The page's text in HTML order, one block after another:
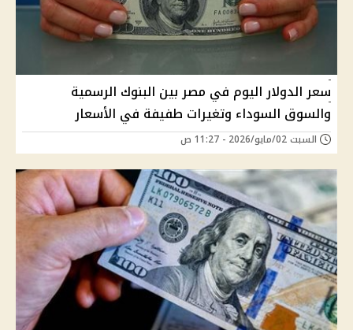
سعر الدولار اليوم في مصر بين البنوك الرسمية
والسوق السوداء وتغيرات طفيفة في الأسعار
السبت 02/مايو/2026 - 11:27 ص